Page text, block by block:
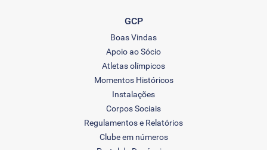
GCP
Boas Vindas
Apoio ao Sócio
Atletas olímpicos
Momentos Históricos
Instalações
Corpos Sociais
Regulamentos e Relatórios
Clube em números